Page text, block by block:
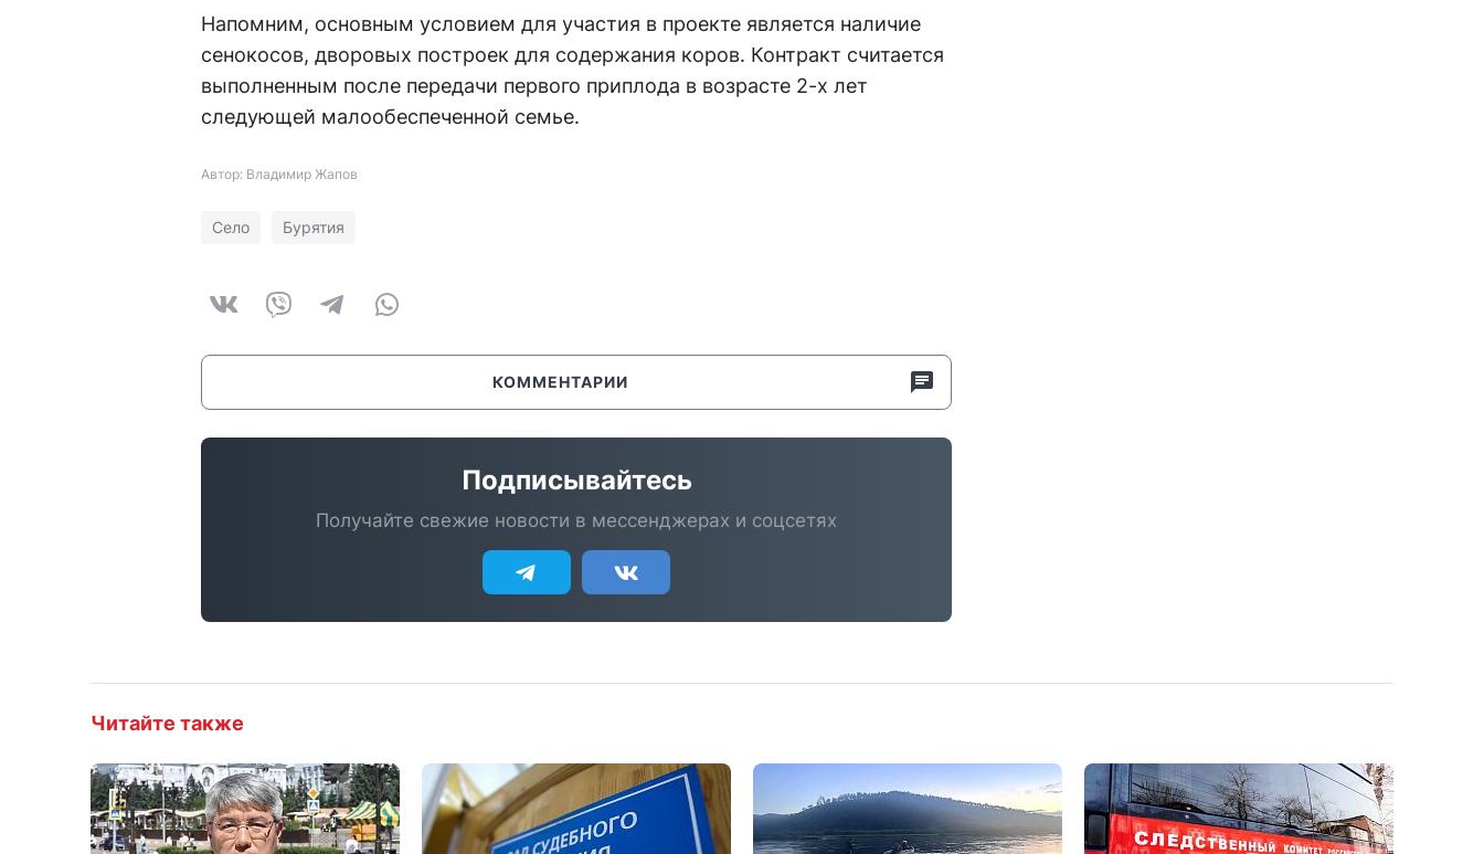
Напомним, основным условием для участия в проекте является наличие
сенокосов, дворовых построек для содержания коров. Контракт считается
выполненным после передачи первого приплода в возрасте 2-х лет
следующей малообеспеченной семье.
Автор: Владимир Жапов
Село Бурятия
КОММЕНТАРИИ
Подписывайтесь
Получайте свежие новости в мессенджерах и соцсетях
Читайте также